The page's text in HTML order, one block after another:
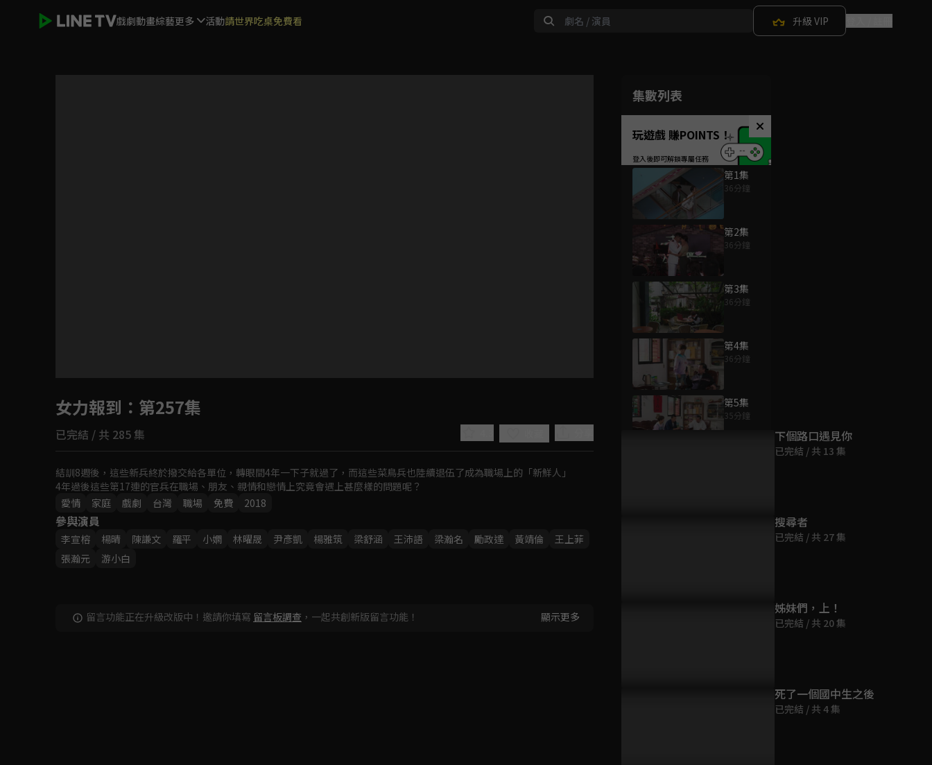
戲劇動畫綜藝更多 活動請世界吃桌免費看 升級 VIP
Play
如有不便請見諒
回首頁
集數列表
玩遊戲 賺POINTS！
第1集
36分鐘
第2集
36分鐘
第3集
36分鐘
第4集
36分鐘
第5集
35分鐘
女力報到 ：第257集
已完結 / 共 285 集
結訓8週後，這些新兵終於撥交給各單位，轉眼間4年一下子就過了，而這些菜鳥兵也陸續退伍了成為職場上的「新鮮人」
4年過後這些第17連的官兵在職場、朋友、親情和戀情上究竟會遇上甚麼樣的問題呢？
愛情
家庭 戲劇 台灣 職場 免費 2018
參與演員
李宣榕 楊晴 ‬陳謙文 羅平 小嫻 林曜晟 尹彥凱 楊雅筑 梁舒涵 王沛語 梁瀚名 勵政達 黃靖倫
王上菲
張瀚元
游小白
留言功能正在升級改版中！邀請你填寫 留言板調查 ，一起共創新版留言功能！ 顯示更多
為您推薦
下個路口遇見你
已完結 / 共 13 集
搜尋者
已完結 / 共 27 集
姊妹們，上！
已完結 / 共 20 集
死了一個國中生之後
已完結 / 共 4 集